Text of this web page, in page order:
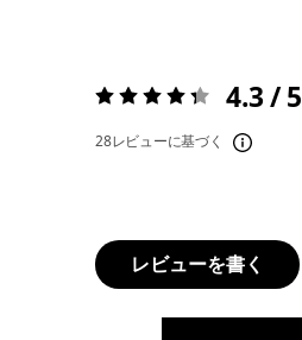
評価:4.3 / 5 4.3 / 5
28レビューに基づく
レビューを書く